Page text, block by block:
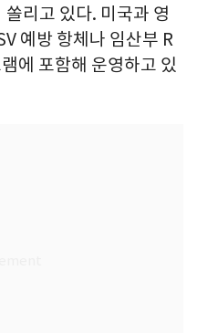
리고 있다. 미국과 영
예방 항체나 임산부 R
에 포함해 운영하고 있